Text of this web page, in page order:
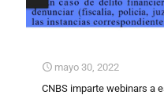
mayo 30, 2022
CNBS imparte webinars a